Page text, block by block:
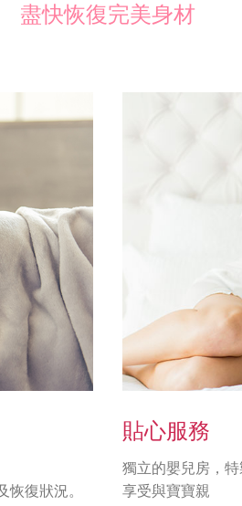
盡快恢復完美身材
復狀況。
貼心服務
獨立的嬰兒房，
享受與寶寶親